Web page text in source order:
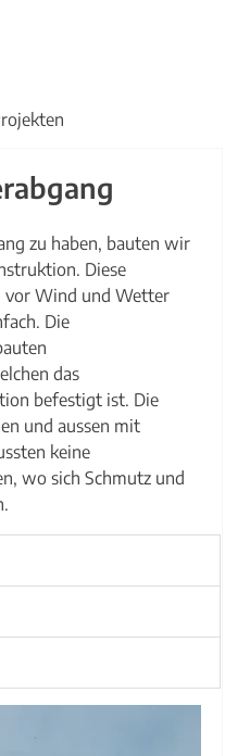
zu haben, bauten wir
Diese
vor Wind und Wetter
Die
das
befestigt ist. Die
und aussen mit
keine
wo sich Schmutz und